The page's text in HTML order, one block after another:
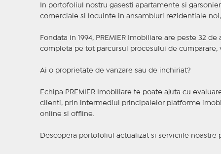
In portofoliul nostru gasesti apartamente si
comerciale si locuinte in ansambluri rezidentiale
Fondata in 1994, PREMIER Imobiliare are peste 32
completa pe tot parcursul procesului de cumparare,
Ai o proprietate de vanzare sau de inchiriat?
Echipa PREMIER Imobiliare te poate ajuta cu
clienti, prin intermediul principalelor platforme
online si offline.
Descopera portofoliul actualizat si serviciile noastre